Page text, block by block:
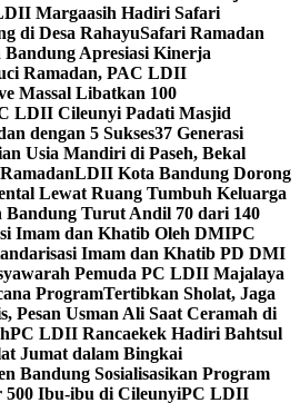
Margaasih Hadiri Safari
di Desa RahayuSafari Ramadan
Apresiasi Kinerja
Ramadan, PAC LDII
Massal Libatkan 100
LDII Cileunyi Padati Masjid
dengan 5 Sukses37 Generasi
Usia Mandiri di Paseh, Bekal
LDII Kota Bandung Dorong
Lewat Ruang Tumbuh Keluarga
Turut Andil 70 dari 140
Imam dan Khatib Oleh DMIPC
Imam dan Khatib PD DMI
Pemuda PC LDII Majalaya
ProgramTertibkan Sholat, Jaga
Pesan Usman Ali Saat Ceramah di
PC LDII Rancaekek Hadiri Bahtsul
Jumat dalam Bingkai
Bandung Sosialisasikan Program
Ibu-ibu di CileunyiPC LDII